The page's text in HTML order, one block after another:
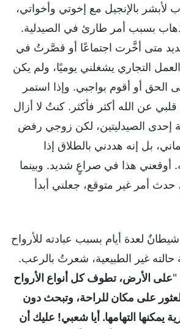
لأبشر بالإنجيل مع إخوتي وأخواتي،
بسبب أمر طارئ في الصيدلية.
متى أخَّرت اجتماعًا أو قصَّرتُ في
التجاري يشغلني يوميًا، ولم يكن
أو أقوم بواجبي. وإذا استمر
قلبي عن الله أكثر فأكثر. كنتُ لا أزال
إحدى الصيدليتين، لكن زوجي رفض
بل إنه هددني بالطلاق إذا
أوقعني هذا في صراعٍ شديد. وبينما
أمر غير متوقع، جعلني أبدأ
لعدة أيام بسبب عبادته للأرواح
حالته غير الطبيعية، شعرتُ بالرعب.
"على الأرض، تطوف كل أنواع الأرواح
على مكان للراحة، وتبحث دون
التهامها. أيا شعبي! عليك أن